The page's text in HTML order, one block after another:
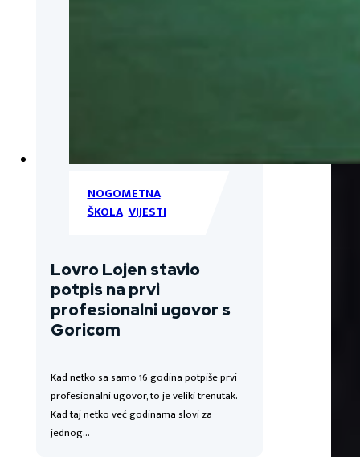
NOGOMETNA
ŠKOLA,VIJESTI
Lovro Lojen stavio
potpis na prvi
profesionalni ugovor s
Goricom
Kad netko sa samo 16 godina potpiše prvi
profesionalni ugovor, to je veliki trenutak.
Kad taj netko već godinama slovi za
jednog…